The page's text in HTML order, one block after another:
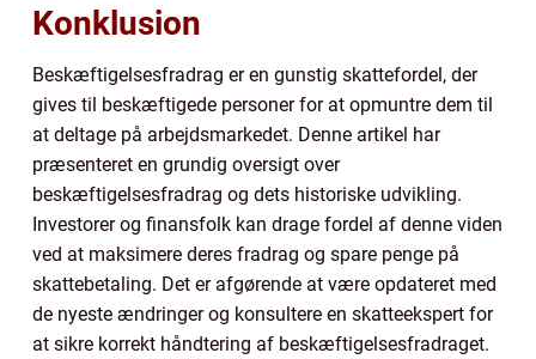
Konklusion
Beskæftigelsesfradrag er en gunstig skattefordel, der
gives til beskæftigede personer for at opmuntre dem til
at deltage på arbejdsmarkedet. Denne artikel har
præsenteret en grundig oversigt over
beskæftigelsesfradrag og dets historiske udvikling.
Investorer og finansfolk kan drage fordel af denne viden
ved at maksimere deres fradrag og spare penge på
skattebetaling. Det er afgørende at være opdateret med
de nyeste ændringer og konsultere en skatteekspert for
at sikre korrekt håndtering af beskæftigelsesfradraget.